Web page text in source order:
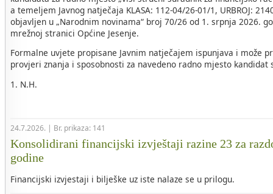
a temeljem Javnog natječaja KLASA: 112-04/26-01/1, URBROJ:
objavljen u „Narodnim novinama“ broj 70/26 od 1. srpnja 2026.
mrežnoj stranici Općine Jesenje.
Formalne uvjete propisane Javnim natječajem ispunjava i može
provjeri znanja i sposobnosti za navedeno radno mjesto
1. N.H.
24.7.2026. | Br. prikaza: 141
Konsolidirani financijski izvještaji razine 23 za
godine
Financijski izvjestaji i bilješke uz iste nalaze se u prilogu.